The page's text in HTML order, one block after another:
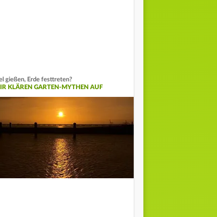
gießen, Erde festtreten?
KLÄREN GARTEN-MYTHEN AUF